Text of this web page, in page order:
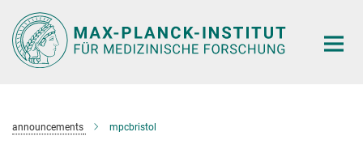
Hauptinhalt
announcements mpcbristol